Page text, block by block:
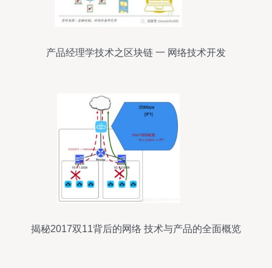
产品经理学技术之区块链 一 网络技术开发
揭秘2017双11背后的网络 技术与产品的全面概览